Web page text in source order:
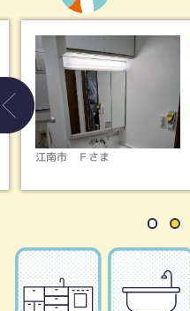
江南市 Ｆさま